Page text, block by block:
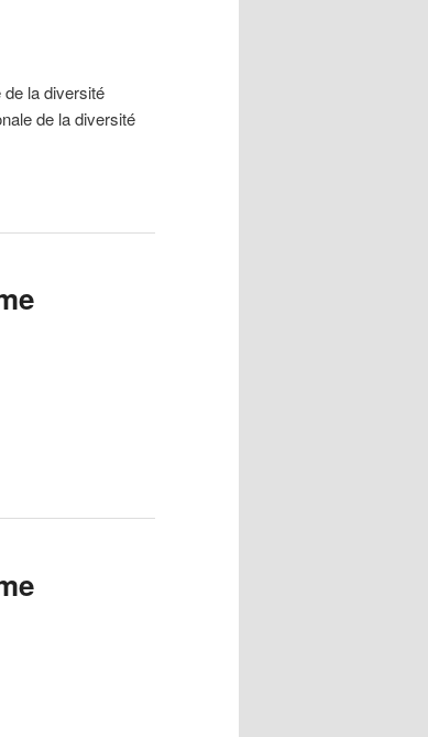
de la diversité
de la diversité